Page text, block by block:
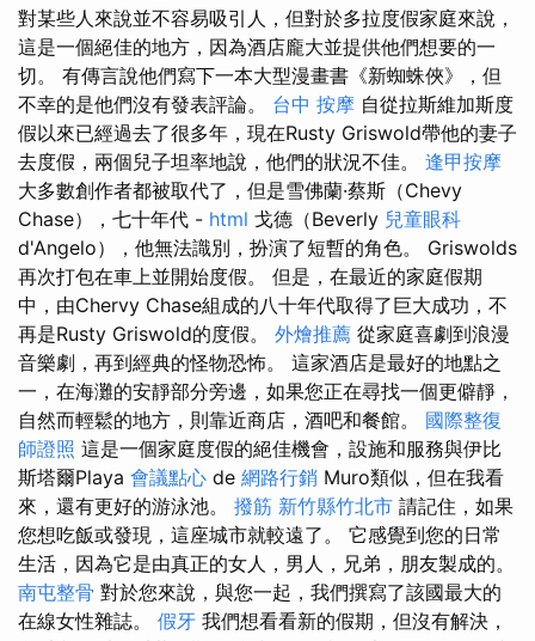
對某些人來說並不容易吸引人，但對於多拉度假家庭來說，
這是一個絕佳的地方，因為酒店龐大並提供他們想要的一
切。 有傳言說他們寫下一本大型漫畫書《新蜘蛛俠》，但
不幸的是他們沒有發表評論。 台中 按摩 自從拉斯維加斯度
假以來已經過去了很多年，現在Rusty Griswold帶他的妻子
去度假，兩個兒子坦率地說，他們的狀況不佳。 逢甲按摩
大多數創作者都被取代了，但是雪佛蘭·蔡斯（Chevy
Chase），七十年代 - html 戈德（Beverly 兒童眼科
d'Angelo），他無法識別，扮演了短暫的角色。 Griswolds
再次打包在車上並開始度假。 但是，在最近的家庭假期
中，由Chervy Chase組成的八十年代取得了巨大成功，不
再是Rusty Griswold的度假。 外燴推薦 從家庭喜劇到浪漫
音樂劇，再到經典的怪物恐怖。 這家酒店是最好的地點之
一，在海灘的安靜部分旁邊，如果您正在尋找一個更僻靜，
自然而輕鬆的地方，則靠近商店，酒吧和餐館。 國際整復
師證照 這是一個家庭度假的絕佳機會，設施和服務與伊比
斯塔爾Playa 會議點心 de 網路行銷 Muro類似，但在我看
來，還有更好的游泳池。 撥筋 新竹縣竹北市 請記住，如果
您想吃飯或發現，這座城市就較遠了。 它感覺到您的日常
生活，因為它是由真正的女人，男人，兄弟，朋友製成的。
南屯整骨 對於您來說，與您一起，我們撰寫了該國最大的
在線女性雜誌。 假牙 我們想看看新的假期，但沒有解決，